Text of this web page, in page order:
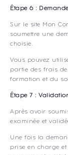
Étape 6 :
Sur le site Mon
soumettre une
choisie.
Vous pouvez
partie des frais
formation et du
Étape 7 :
Après avoir
examinée et
Une fois la
prise en charge et